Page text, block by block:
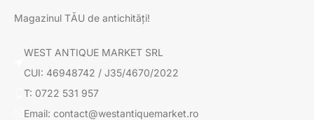
Magazinul TĂU de antichități!
WEST ANTIQUE MARKET SRL
CUI: 46948742 / J35/4670/2022
T: 0722 531 957
Email: contact@westantiquemarket.ro